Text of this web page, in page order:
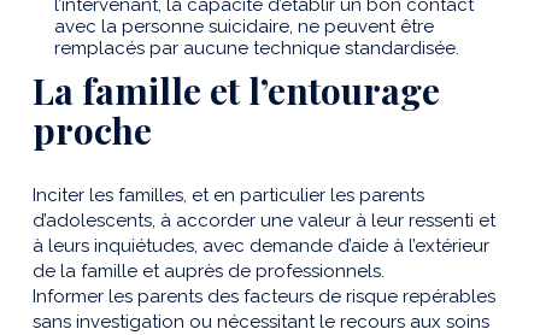
l’intervenant, la capacité d’établir un bon contact
avec la personne suicidaire, ne peuvent être
remplacés par aucune technique standardisée.
La famille et l’entourage
proche
Inciter les familles, et en particulier les parents
d’adolescents, à accorder une valeur à leur ressenti et
à leurs inquiétudes, avec demande d’aide à l’extérieur
de la famille et auprès de professionnels.
Informer les parents des facteurs de risque repérables
sans investigation ou nécessitant le recours aux soins